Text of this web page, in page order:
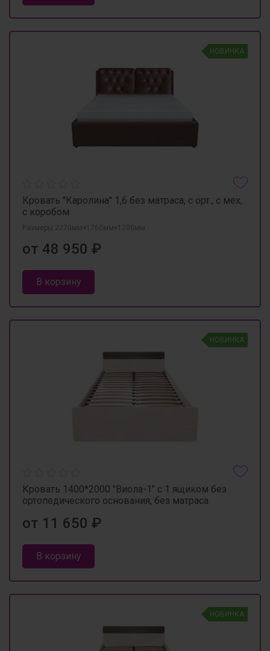
НОВИНКА
Кровать "Каролина" 1,6 без матраса, с орт., с мех,
с коробом
Размеры 2270мм×1760мм×1200мм
от 48 950 ₽
В корзину
НОВИНКА
Кровать 1400*2000 "Виола-1" с 1 ящиком без
ортопедического основания, без матраса
от 11 650 ₽
В корзину
НОВИНКА